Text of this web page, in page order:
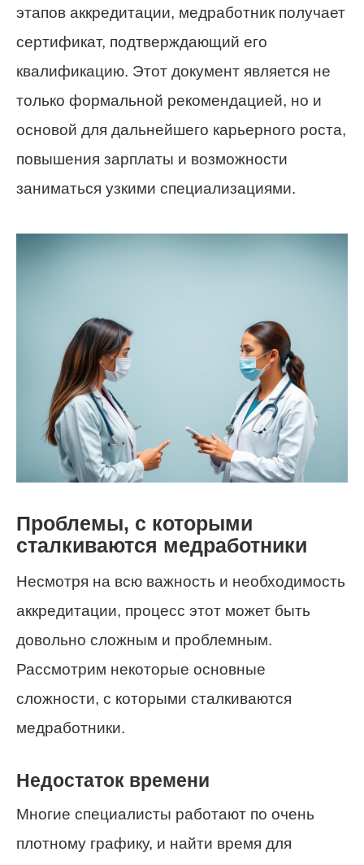
этапов аккредитации, медработник получает
сертификат, подтверждающий его
квалификацию. Этот документ является не
только формальной рекомендацией, но и
основой для дальнейшего карьерного роста,
повышения зарплаты и возможности
заниматься узкими специализациями.
Проблемы, с которыми
сталкиваются медработники
Несмотря на всю важность и необходимость
аккредитации, процесс этот может быть
довольно сложным и проблемным.
Рассмотрим некоторые основные
сложности, с которыми сталкиваются
медработники.
Недостаток времени
Многие специалисты работают по очень
плотному графику, и найти время для